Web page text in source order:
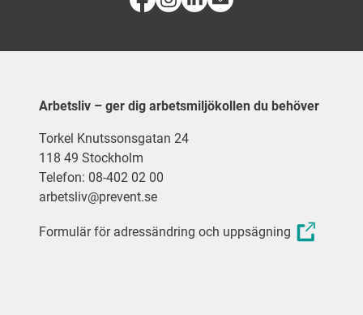
Arbetsliv – ger dig arbetsmiljökollen du behöver
Torkel Knutssonsgatan 24
118 49 Stockholm
Telefon: 08-402 02 00
arbetsliv@prevent.se
Formulär för adressändring och uppsägning